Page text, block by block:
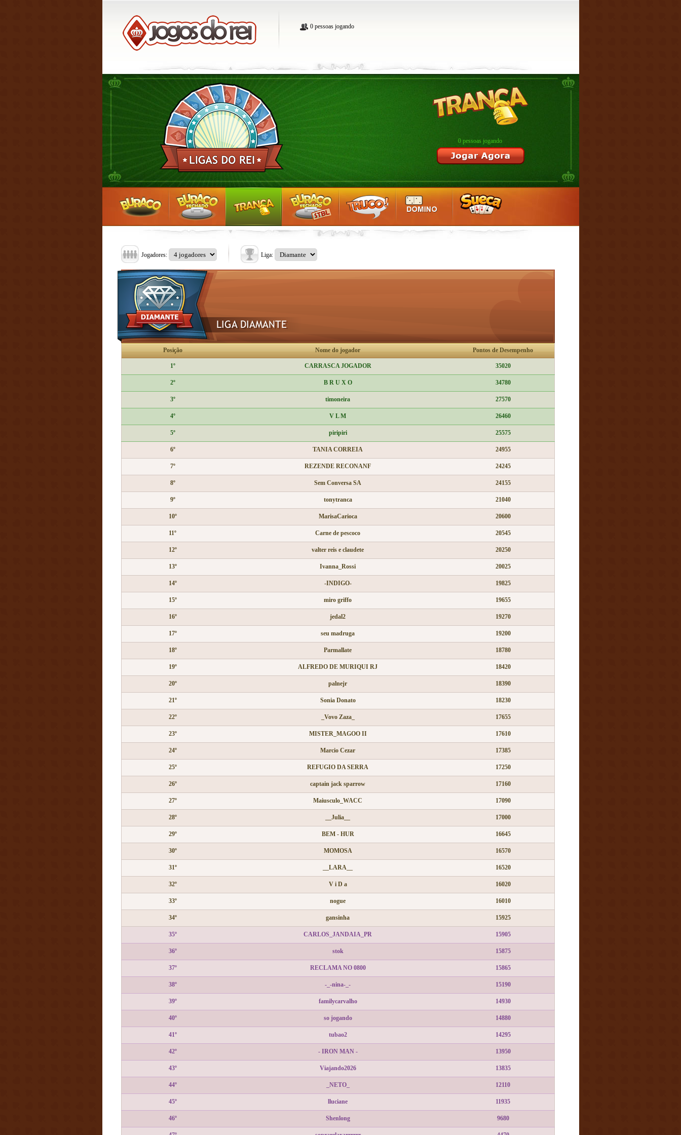
0 pessoas jogando
0 pessoas jogando
Jogadores: Liga:
Posição Nome do jogador Pontos de Desempenho
1º CARRASCA JOGADOR 35020
2º B R U X O 34780
3º timoneira 27570
4º V L M 26460
5º piripiri 25575
6º TANIA CORREIA 24955
7º REZENDE RECONANF 24245
8º Sem Conversa SA 24155
9º tonytranca 21040
10º MarisaCarioca 20600
11º Carne de pescoco 20545
12º valter reis e claudete 20250
13º Ivanna_Rossi 20025
14º -INDIGO- 19825
15º miro griffo 19655
16º jedal2 19270
17º seu madruga 19200
18º Parmallate 18780
19º ALFREDO DE MURIQUI RJ 18420
20º palnejr 18390
21º Sonia Donato 18230
22º _Vovo Zaza_ 17655
23º MISTER_MAGOO II 17610
24º Marcio Cezar 17385
25º REFUGIO DA SERRA 17250
26º captain jack sparrow 17160
27º Maiusculo_WACC 17090
28º __Julia__ 17000
29º BEM - HUR 16645
30º MOMOSA 16570
31º __LARA__ 16520
32º V i D a 16020
33º nogue 16010
34º gansinha 15925
35º CARLOS_JANDAIA_PR 15905
36º stok 15875
37º RECLAMA NO 0800 15865
38º -_-nina-_- 15190
39º familycarvalho 14930
40º so jogando 14880
41º tubao2 14295
42º - IRON MAN - 13950
43º Viajando2026 13835
44º _NETO_ 12110
45º lluciane 11935
46º Shenlong 9680